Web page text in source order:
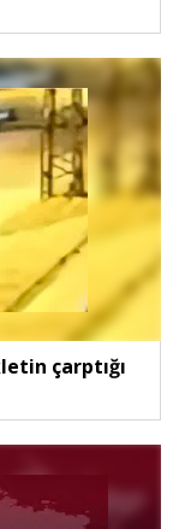
çarptığı